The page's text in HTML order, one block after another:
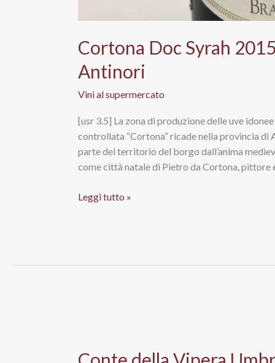
Cortona Doc Syrah
Antinori
Vini al supermercato
[usr 3.5] La zona di produzione delle uve
controllata “Cortona” ricade nella provincia di
parte del territorio del borgo dall’anima
come città natale di Pietro da Cortona, pittore
Cortona
Leggi tutto »